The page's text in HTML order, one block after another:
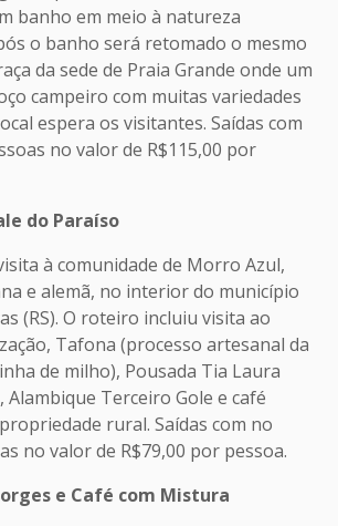
banho em meio à natureza
o banho será retomado o mesmo
da sede de Praia Grande onde um
campeiro com muitas variedades
espera os visitantes. Saídas com
no valor de R$115,00 por
do Paraíso
à comunidade de Morro Azul,
e alemã, no interior do município
(RS). O roteiro incluiu visita ao
Tafona (processo artesanal da
de milho), Pousada Tia Laura
Alambique Terceiro Gole e café
rural. Saídas com no
no valor de R$79,00 por pessoa.
e Café com Mistura